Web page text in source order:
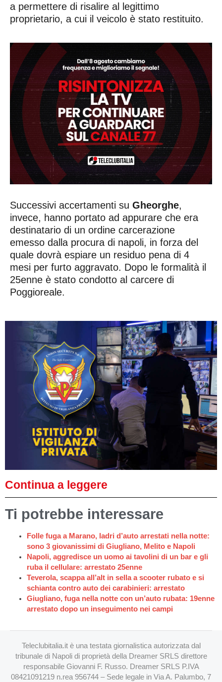
a permettere di risalire al legittimo
proprietario, a cui il veicolo è stato restituito.
Successivi accertamenti su Gheorghe,
invece, hanno portato ad appurare che era
destinatario di un ordine carcerazione
emesso dalla procura di napoli, in forza del
quale dovrà espiare un residuo pena di 4
mesi per furto aggravato. Dopo le formalità il
25enne è stato condotto al carcere di
Poggioreale.
Continua a leggere
Ti potrebbe interessare
Folle fuga a Marano, ladri d’auto arrestati nella notte:
sono 3 giovanissimi di Giugliano, Melito e Napoli
Napoli, aggredisce un uomo ai tavolini di un bar e gli
ruba il cellulare: arrestato 25enne
Teverola, scappa all’alt in sella a scooter rubato e si
schianta contro auto dei carabinieri: arrestato
Giugliano, fuga nella notte con un’auto rubata: 19enne
arrestato dopo un inseguimento nei campi
Teleclubitalia.it è una testata giornalistica autorizzata dal
tribunale di Napoli di proprietà della Dreamer SRLS direttore
responsabile Giovanni F. Russo. Dreamer SRLS P.IVA
08421091219 n.rea 956744 – Sede legale in Via A. Palumbo, 7